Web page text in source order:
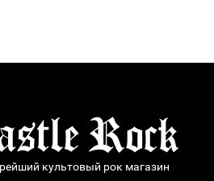
культовый рок магазин